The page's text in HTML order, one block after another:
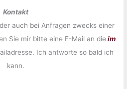
Kontakt
auch bei Anfragen zwecks einer
Sie mir bitte eine E-Mail an die im
Ich antworte so bald ich
kann.